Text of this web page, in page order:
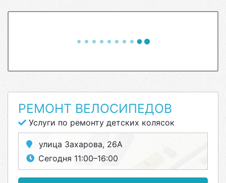
РЕМОНТ ВЕЛОСИПЕДОВ
Услуги по ремонту детских колясок
улица Захарова, 26А
Сегодня 11:00–16:00